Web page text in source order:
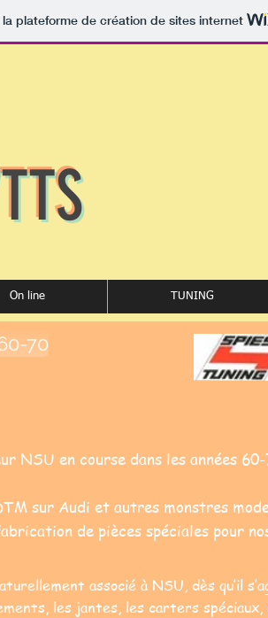
plateforme de création de sites internet
On line TUNING
70
NSU en course dans les années
sur Audi et autres monstres
de pièces spéciales pour
associé à NSU, dès qu’il
les jantes, les carters